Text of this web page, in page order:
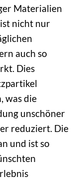
Materialien
nicht nur
auch so
Dies
was die
unschöner
reduziert. Die
und ist so